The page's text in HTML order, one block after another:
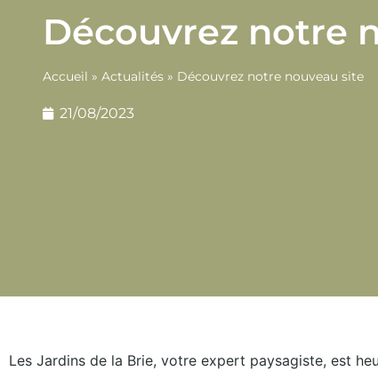
Découvrez notre
Accueil » Actualités » Découvrez notre nouveau site
21/08/2023
Les Jardins de la Brie, votre expert paysagiste, est